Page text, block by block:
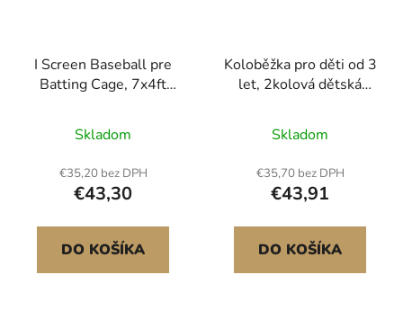
I Screen Baseball pre
Batting Cage, 7x4ft
Safety Screen, Body
Protector Portable
Batting Net s taškou a
kolíky, Baseball Pitching
Net pre ochranu Pitcher
Skladom
€35,20 bez DPH
€43,30
DO KOŠÍKA
Koloběžka pro děti od 3
let, 2kolová dětská
kolečky, nastavitelná
výška řídítek, široká
protiskluzová deska,
skládací lehký rám pro
chlapce a dívky do 49,9
kg, modrá
Skladom
€35,70 bez DPH
€43,91
DO KOŠÍKA